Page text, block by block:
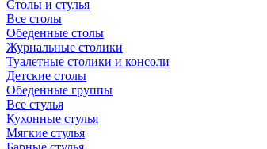
Столы и стулья
Все столы
Обеденные столы
Журнальные столики
Туалетные столики и консоли
Детские столы
Обеденные группы
Все стулья
Кухонные стулья
Мягкие стулья